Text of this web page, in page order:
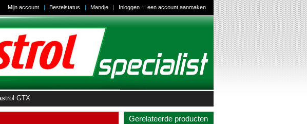
Mijn account Bestelstatus Mandje Inloggen of een account aanmaken
GTX
Gerelateerde producten